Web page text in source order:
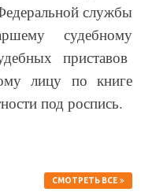
службы
судебному
приставов
лицу по книге
под роспись.
СМОТРЕТЬ ВСЕ